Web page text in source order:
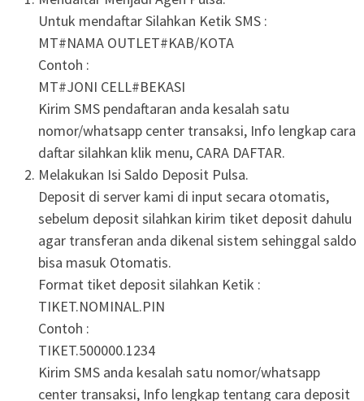
Untuk mendaftar Silahkan Ketik SMS :
MT#NAMA OUTLET#KAB/KOTA
Contoh :
MT#JONI CELL#BEKASI
Kirim SMS pendaftaran anda kesalah satu
nomor/whatsapp center transaksi, Info lengkap cara
daftar silahkan klik menu, CARA DAFTAR.
Melakukan Isi Saldo Deposit Pulsa.
Deposit di server kami di input secara otomatis,
sebelum deposit silahkan kirim tiket deposit dahulu
agar transferan anda dikenal sistem sehinggal saldo
bisa masuk Otomatis.
Format tiket deposit silahkan Ketik :
TIKET.NOMINAL.PIN
Contoh :
TIKET.500000.1234
Kirim SMS anda kesalah satu nomor/whatsapp
center transaksi, Info lengkap tentang cara deposit